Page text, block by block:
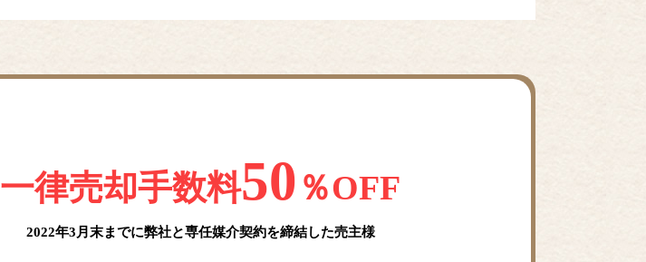
一律売却手数料50 ％OFF
2022年3月末までに弊社と専任媒介契約を締結した売主様